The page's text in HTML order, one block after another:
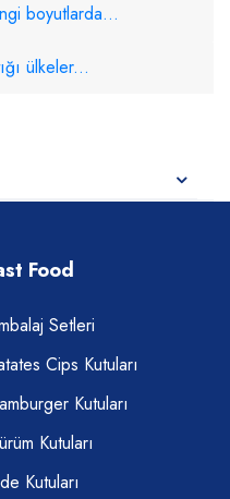
boyutlarda...
ülkeler...
Food
Setleri
Cips Kutuları
Kutuları
Kutuları
Kutuları